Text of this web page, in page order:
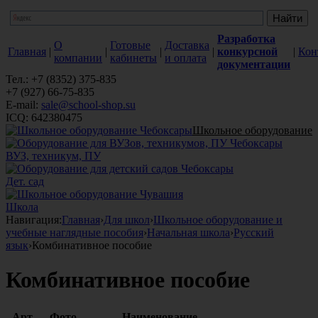
Главная |
О
компании
|
Готовые
кабинеты
|
Доставка
и оплата
|
Разработка
конкурсной
документации
|
Тел.: +7 (8352) 375-835
+7 (927) 66-75-835
E-mail: sale@school-shop.su
ICQ: 642380475
Школьное оборудование
ВУЗ, техникум, ПУ
Дет. сад
Школа
Навигация:Главная›Для школ›Школьное оборудование и
учебные наглядные пособия›Начальная школа›Русcкий
язык›Комбинативное пособие
Комбинативное пособие